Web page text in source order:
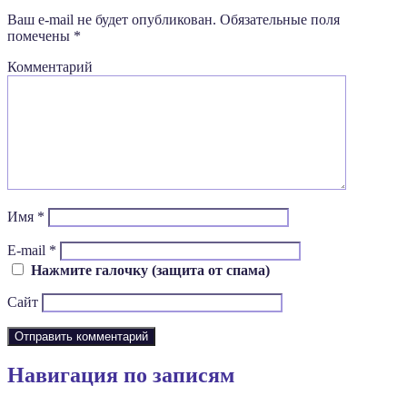
Ваш e-mail не будет опубликован. Обязательные поля
помечены *
Комментарий
Имя *
E-mail *
Нажмите галочку (защита от спама)
Сайт
Навигация по записям